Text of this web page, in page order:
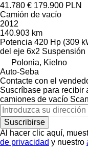
41.780 € 179.900 PLN
Camión de vacío
2012
140.903 km
Potencia 420 Hp (309
del eje 6x2 Suspensión
Polonia, Kielno
Auto-Seba
Contacte con el
Suscríbase para recibir
camiones de vacío
Suscribirse
Al hacer clic aquí,
de privacidad y nuestro